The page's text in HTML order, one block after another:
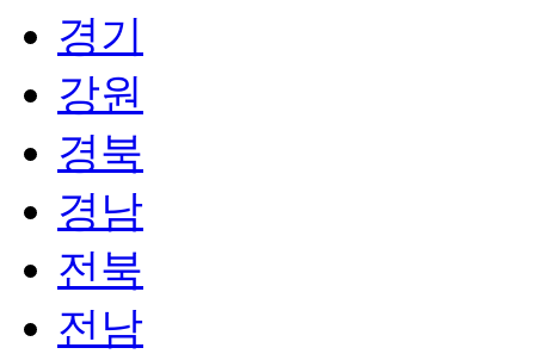
경기
강원
경북
경남
전북
전남